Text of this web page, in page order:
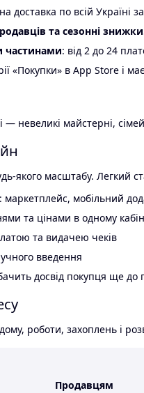
по всій Україні
та сезонні
частинами: від 2 до 24
«Покупки» в App Store і
— невеликі майстерні,
якого масштабу. Легкий
мобільний
та цінами в одному
та видачею чеків
введення
досвід покупця ще до
роботи, захоплень і
Продавцям